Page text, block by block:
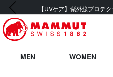
【UVケア】紫外線プロテ
前の画像
MEN WOMEN